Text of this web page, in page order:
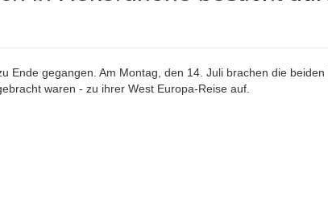
gegangen. Am Montag, den 14. Juli brachen die beiden
waren - zu ihrer West Europa-Reise auf.